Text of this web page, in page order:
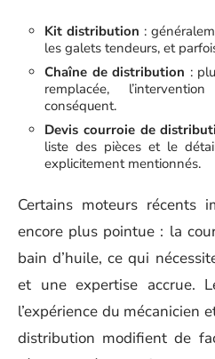
Kit distribution :
les galets tendeurs, et
Chaîne de distribution :
remplacée,
conséquent.
Devis courroie de
liste des pièces et le
explicitement mentionnés.
Certains moteurs récents
encore plus pointue : la
bain d’huile, ce qui
et une expertise accrue.
l’expérience du mécanicien
distribution modifient de